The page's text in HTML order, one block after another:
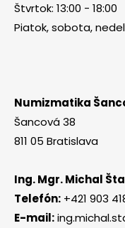
Štvrtok: 13:00 - 18:00
Piatok, sobota,
Numizmatika
Šancová 38
811 05 Bratislava
Ing. Mgr. Michal
Telefón: +421 903
E-mail: